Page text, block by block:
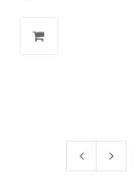
wird an